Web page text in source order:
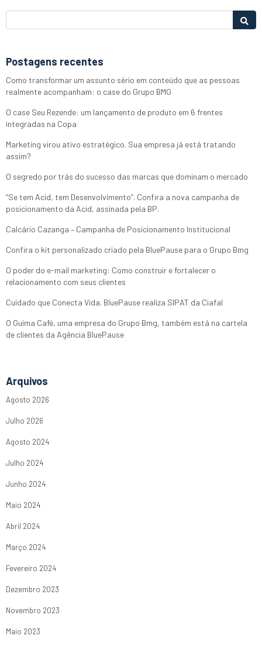
Postagens recentes
Como transformar um assunto sério em conteúdo que as pessoas
realmente acompanham: o case do Grupo BMG
O case Seu Rezende: um lançamento de produto em 6 frentes
integradas na Copa
Marketing virou ativo estratégico. Sua empresa já está tratando
assim?
O segredo por trás do sucesso das marcas que dominam o mercado
“Se tem Acid, tem Desenvolvimento”. Confira a nova campanha de
posicionamento da Acid, assinada pela BP.
Calcário Cazanga – Campanha de Posicionamento Institucional
Confira o kit personalizado criado pela BluePause para o Grupo Bmg
O poder do e-mail marketing: Como construir e fortalecer o
relacionamento com seus clientes
Cuidado que Conecta Vida. BluePause realiza SIPAT da Ciafal
O Guima Café, uma empresa do Grupo Bmg, também está na cartela
de clientes da Agência BluePause
Arquivos
Agosto 2026
Julho 2026
Agosto 2024
Julho 2024
Junho 2024
Maio 2024
Abril 2024
Março 2024
Fevereiro 2024
Dezembro 2023
Novembro 2023
Maio 2023